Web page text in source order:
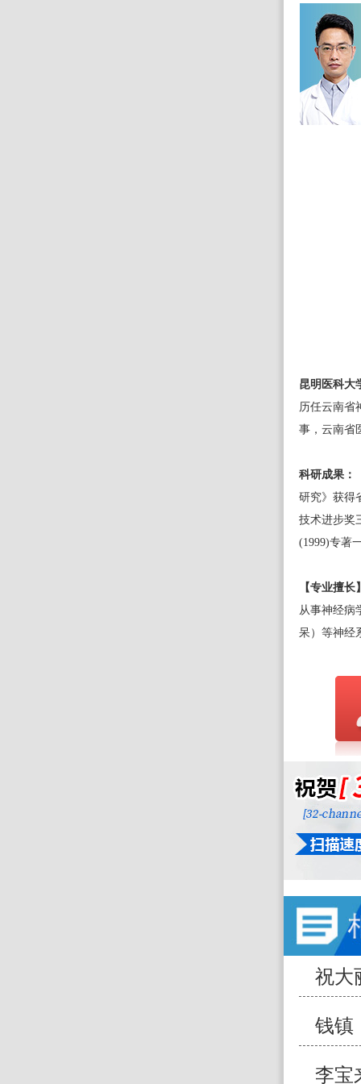
昆明医科大
历任云南省
事，云南省
科研成果：
研究》获得
技术进步奖
(1999)专著
【专业擅长
从事神经病
呆）等神经
祝大
钱镇
李宝